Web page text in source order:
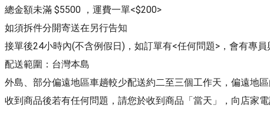
總金額未滿 $5500 ，運費一單<$200>
如須拆件分開寄送在另行告知
接單後24小時內(不含例假日)，如訂單有<任何問題>，會有專員
配送範圍：台灣本島
外島、部分偏遠地區車趟較少配送約二至三個工作天，偏遠地
收到商品後若有任何問題，請您於收到商品「當天」，向店家